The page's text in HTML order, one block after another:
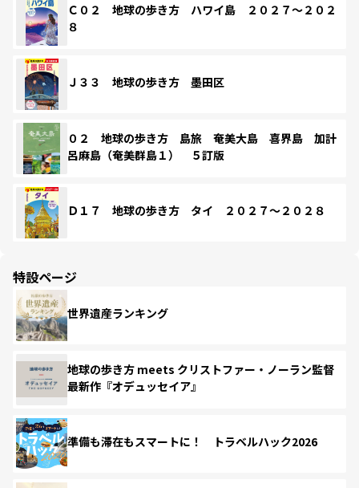
Ｃ０２ 地球の歩き方 ハワイ島 ２０２７～２０２
８
Ｊ３３ 地球の歩き方 墨田区
０２ 地球の歩き方 島旅 奄美大島 喜界島 加計
呂麻島（奄美群島１） ５訂版
Ｄ１７ 地球の歩き方 タイ ２０２７～２０２８
特設ページ
世界遺産ランキング
地球の歩き方 meets クリストファー・ノーラン監督
最新作『オデュッセイア』
準備も滞在もスマートに！ トラベルハック2026